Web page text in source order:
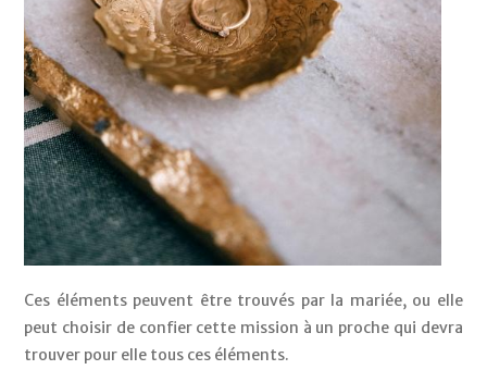
Ces éléments peuvent être trouvés par la mariée, ou elle
peut choisir de confier cette mission à un proche qui devra
trouver pour elle tous ces éléments.